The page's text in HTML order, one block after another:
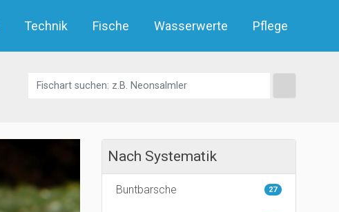
Technik Fische Wasserwerte Pflege
Nach Systematik
Buntbarsche 27